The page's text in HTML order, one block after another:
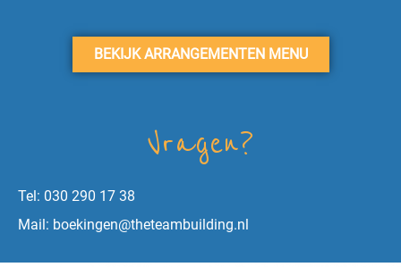
BEKIJK ARRANGEMENTEN MENU
Vragen?
Tel: 030 290 17 38
Mail: boekingen@theteambuilding.nl